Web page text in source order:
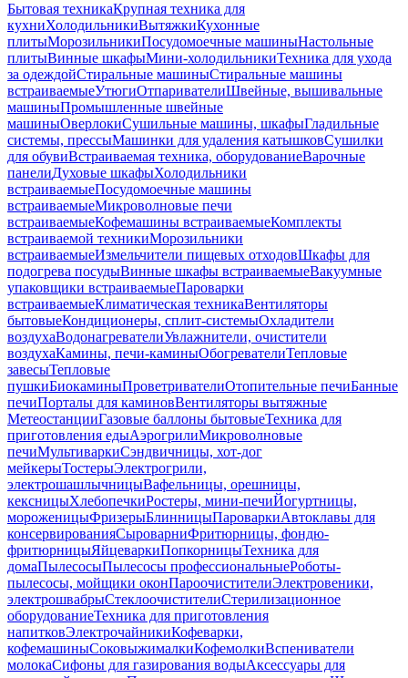
Бытовая техникаКрупная техника для
кухниХолодильникиВытяжкиКухонные
плитыМорозильникиПосудомоечные машиныНастольные
плитыВинные шкафыМини-холодильникиТехника для ухода
за одеждойСтиральные машиныСтиральные машины
встраиваемыеУтюгиОтпаривателиШвейные, вышивальные
машиныПромышленные швейные
машиныОверлокиСушильные машины, шкафыГладильные
системы, прессыМашинки для удаления катышковСушилки
для обувиВстраиваемая техника, оборудованиеВарочные
панелиДуховые шкафыХолодильники
встраиваемыеПосудомоечные машины
встраиваемыеМикроволновые печи
встраиваемыеКофемашины встраиваемыеКомплекты
встраиваемой техникиМорозильники
встраиваемыеИзмельчители пищевых отходовШкафы для
подогрева посудыВинные шкафы встраиваемыеВакуумные
упаковщики встраиваемыеПароварки
встраиваемыеКлиматическая техникаВентиляторы
бытовыеКондиционеры, сплит-системыОхладители
воздухаВодонагревателиУвлажнители, очистители
воздухаКамины, печи-каминыОбогревателиТепловые
завесыТепловые
пушкиБиокаминыПроветривателиОтопительные печиБанные
печиПорталы для каминовВентиляторы вытяжные
МетеостанцииГазовые баллоны бытовыеТехника для
приготовления едыАэрогрилиМикроволновые
печиМультиваркиСэндвичницы, хот-дог
мейкерыТостерыЭлектрогрили,
электрошашлычницыВафельницы, орешницы,
кексницыХлебопечкиРостеры, мини-печиЙогуртницы,
мороженицыФризерыБлинницыПароваркиАвтоклавы для
консервированияСыроварниФритюрницы, фондю-
фритюрницыЯйцеваркиПопкорницыТехника для
домаПылесосыПылесосы профессиональныеРоботы-
пылесосы, мойщики оконПароочистителиЭлектровеники,
электрошвабрыСтеклоочистителиСтерилизационное
оборудованиеТехника для приготовления
напитковЭлектрочайникиКофеварки,
кофемашиныСоковыжималкиКофемолкиВспениватели
молокаСифоны для газирования водыАксессуары для